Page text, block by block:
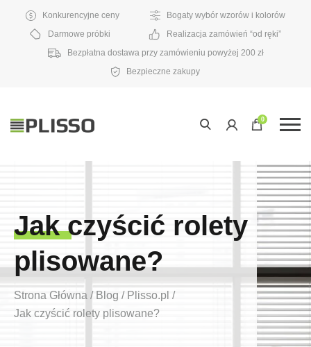
Konkurencyjne ceny
Bogaty wybór wzorów i kolorów
Darmowe próbki
Realizacja zamówień “od ręki”
Bezpłatna dostawa przy zamówieniu powyżej 200 zł
Bezpieczne zakupy
0
Jak czyścić rolety
plisowane?
Strona Główna / Blog / Plisso.pl /
Jak czyścić rolety plisowane?